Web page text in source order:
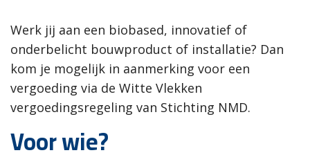
Werk jij aan een biobased, innovatief of
onderbelicht bouwproduct of installatie? Dan
kom je mogelijk in aanmerking voor een
vergoeding via de Witte Vlekken
vergoedingsregeling van Stichting NMD.
Voor wie?